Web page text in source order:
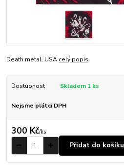
Death metal. USA celý popis
Dostupnost Skladem 1 ks
Nejsme plátci DPH
300 Kč/ks
Přidat do košíku